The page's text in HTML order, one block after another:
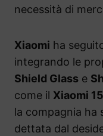
necessità di
Xiaomi ha
integrando le
Shield Glass e
come il Xiaomi
la compagnia ha
dettata dal